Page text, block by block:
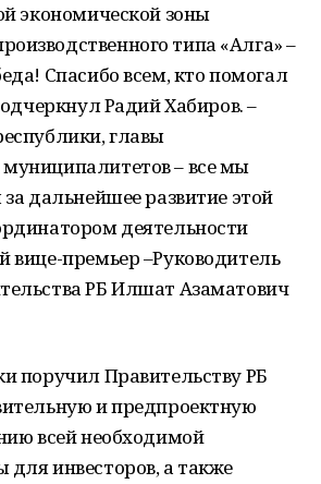
экономической зоны
типа «Алга» –
Спасибо всем, кто помогал
Радий Хабиров. –
главы
– все мы
за дальнейшее развитие этой
деятельности
вице-премьер –Руководитель
РБ Илшат Азаматович
поручил Правительству РБ
и предпроектную
всей необходимой
инвесторов, а также